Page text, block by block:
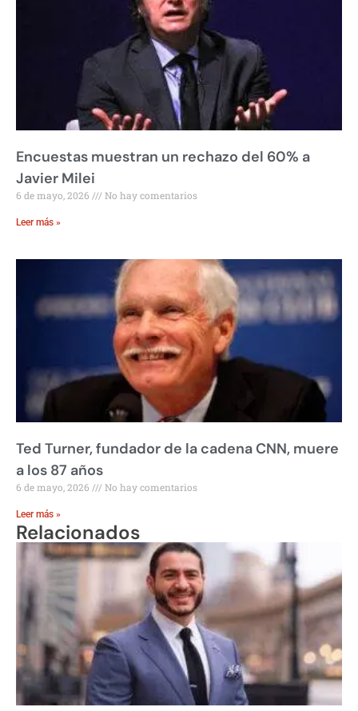
Encuestas muestran un rechazo del 60% a
Javier Milei
6 de mayo, 2026 No hay comentarios
Leer más »
Ted Turner, fundador de la cadena CNN, muere
a los 87 años
6 de mayo, 2026 No hay comentarios
Leer más »
Relacionados